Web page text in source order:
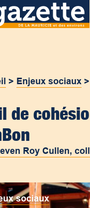
> Enjeux sociaux
de
Roy Cullen,
sociaux